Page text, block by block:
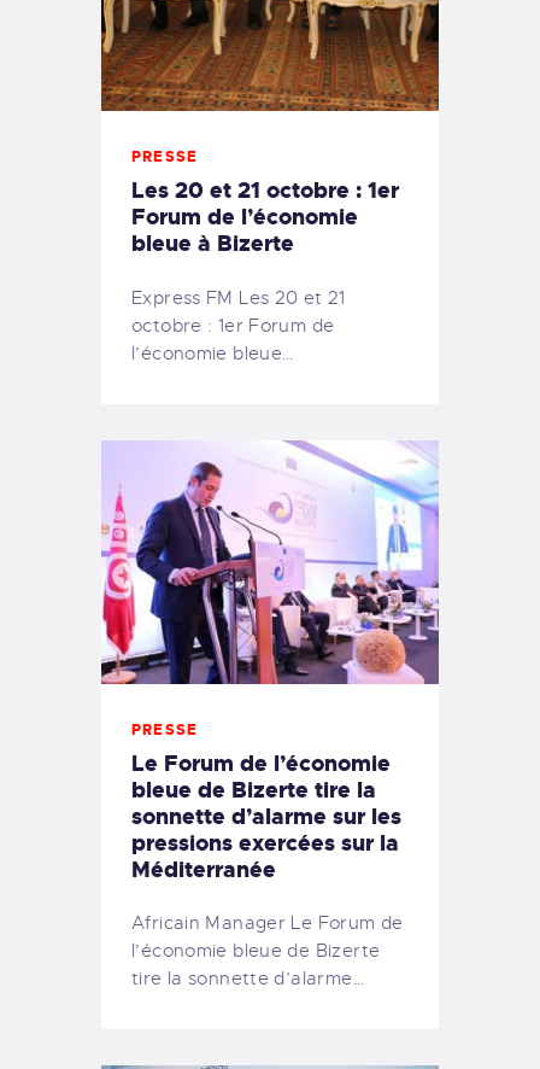
PRESSE
Les 20 et 21 octobre : 1er
Forum de l’économie
bleue à Bizerte
Express FM Les 20 et 21
octobre : 1er Forum de
l’économie bleue…
PRESSE
Le Forum de l’économie
bleue de Bizerte tire la
sonnette d’alarme sur les
pressions exercées sur la
Méditerranée
Africain Manager Le Forum de
l’économie bleue de Bizerte
tire la sonnette d’alarme…